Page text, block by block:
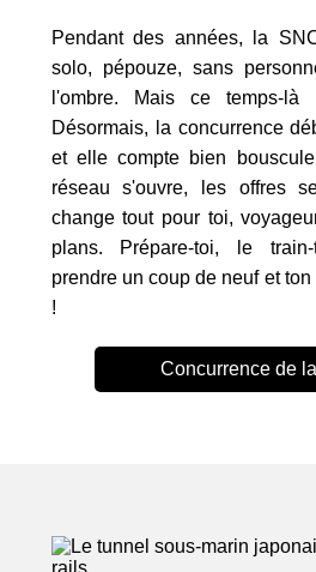
Pendant des années, la
solo, pépouze, sans
l'ombre. Mais ce temps-là
Désormais, la concurrence
et elle compte bien
réseau s'ouvre, les offres
change tout pour toi,
plans. Prépare-toi, le
prendre un coup de neuf et
!
Concurrence de